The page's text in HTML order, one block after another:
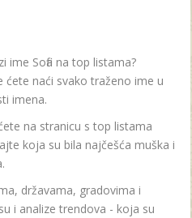
ime Sofia na top listama?
ćete naći svako traženo ime u
imena.
na stranicu s top listama
koja su bila najčešća muška i
državama, gradovima i
i analize trendova - koja su